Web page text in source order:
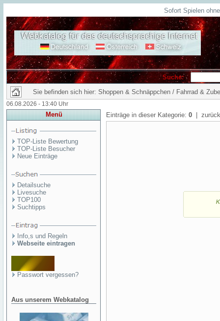
Sofort Spielen
Suche:
Sie befinden sich hier: Shoppen & Schnäppchen / Fahrrad &
06.08.2026 - 13:40 Uhr
Menü
TOP-Liste Bewertung
TOP-Liste Besucher
Neue Einträge
Detailsuche
Livesuche
TOP100
Suchtipps
Info,s und Regeln
Webseite eintragen
Passwort vergessen?
Aus unserem Webkatalog
Einträge in dieser Kategorie: 0 |